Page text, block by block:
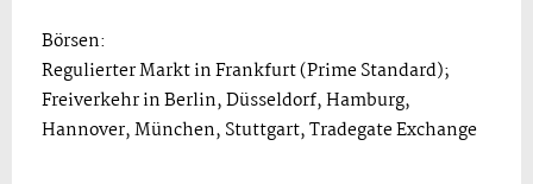
Börsen:
Regulierter Markt in Frankfurt (Prime Standard);
Freiverkehr in Berlin, Düsseldorf, Hamburg,
Hannover, München, Stuttgart, Tradegate Exchange